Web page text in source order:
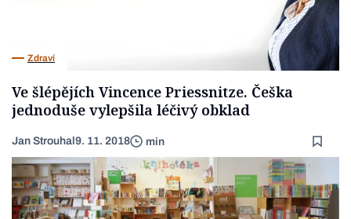
Zdraví
Ve šlépějích Vincence Priessnitze. Češka
jednoduše vylepšila léčivý obklad
Jan Strouhal 9. 11. 2018 min